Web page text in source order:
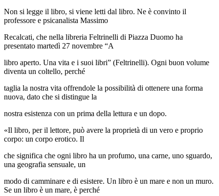
Non si legge il libro, si viene letti dal libro. Ne è convinto il
professore e psicanalista Massimo
Recalcati, che nella libreria Feltrinelli di Piazza Duomo ha
presentato martedì 27 novembre “A
libro aperto. Una vita e i suoi libri” (Feltrinelli). Ogni buon volume
diventa un coltello, perché
taglia la nostra vita offrendole la possibilità di ottenere una forma
nuova, dato che si distingue la
nostra esistenza con un prima della lettura e un dopo.
«Il libro, per il lettore, può avere la proprietà di un vero e proprio
corpo: un corpo erotico. Il
che significa che ogni libro ha un profumo, una carne, uno sguardo,
una geografia sensuale, un
modo di camminare e di esistere. Un libro è un mare e non un muro.
Se un libro è un mare, è perché